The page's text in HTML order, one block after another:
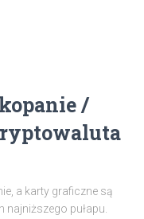
/
a karty graficzne są
pułapu.